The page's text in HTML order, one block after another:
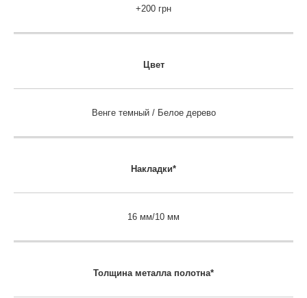
+200 грн
Цвет
Венге темный / Белое дерево
Накладки*
16 мм/10 мм
Толщина металла полотна*